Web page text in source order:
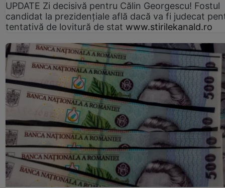
UPDATE Zi decisivă pentru Călin Georgescu! Fostul
candidat la prezidențiale află dacă va fi judecat
tentativă de lovitură de stat www.stirilekanald.ro